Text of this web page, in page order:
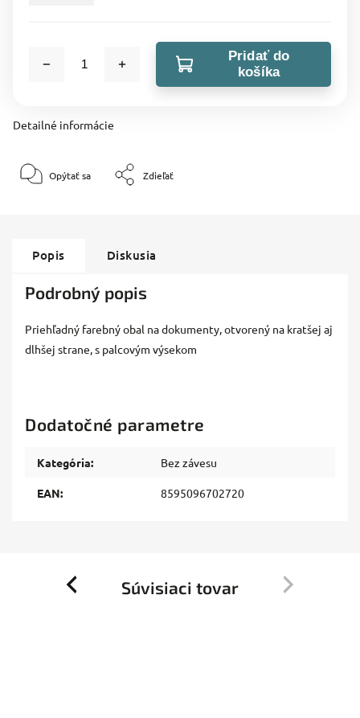
Pridať do
košíka
Detailné informácie
Opýtať sa Zdieľať
Popis Diskusia
Podrobný popis
Priehľadný farebný obal na dokumenty, otvorený na kratšej aj
dlhšej strane, s palcovým výsekom
Dodatočné parametre
Kategória: Bez závesu
EAN: 8595096702720
Súvisiaci tovar
Previous Next